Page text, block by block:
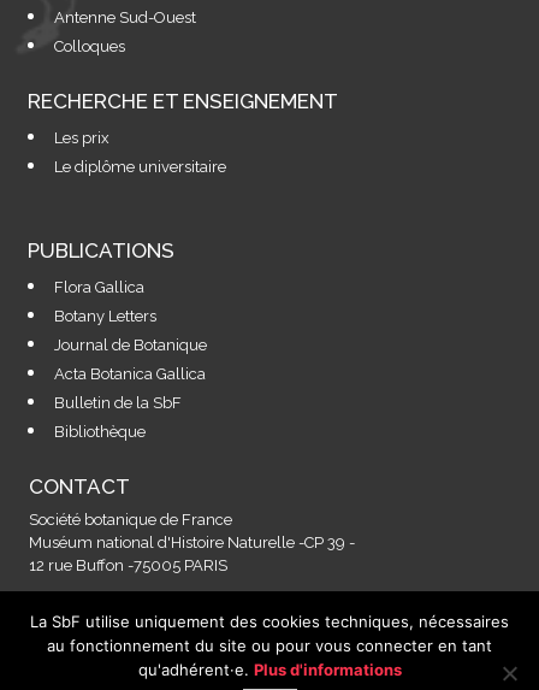
Antenne Sud-Ouest
Colloques
RECHERCHE ET ENSEIGNEMENT
Les prix
Le diplôme universitaire
PUBLICATIONS
Flora Gallica
Botany Letters
Journal de Botanique
Acta Botanica Gallica
Bulletin de la SbF
Bibliothèque
CONTACT
Société botanique de France
Muséum national d'Histoire Naturelle -CP 39 -
12 rue Buffon -75005 PARIS
Contactez-nous à l'adresse :
secretariat@societebotaniquedefrance.fr
La SbF utilise uniquement des cookies techniques, nécessaires
au fonctionnement du site ou pour vous connecter en tant
qu'adhérent·e. Plus d'informations